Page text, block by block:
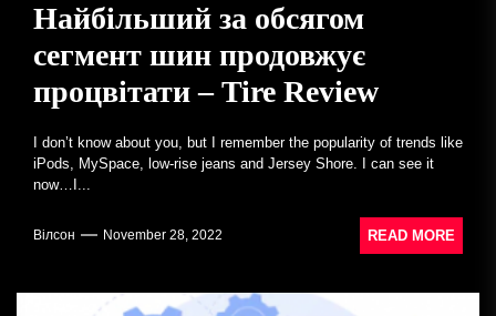
Найбільший за обсягом
сегмент шин продовжує
процвітати – Tire Review
I don’t know about you, but I remember the popularity of trends like
iPods, MySpace, low-rise jeans and Jersey Shore. I can see it
now…I...
Вілсон November 28, 2022 READ MORE